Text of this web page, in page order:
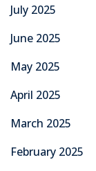
July 2025
June 2025
May 2025
April 2025
March 2025
February 2025